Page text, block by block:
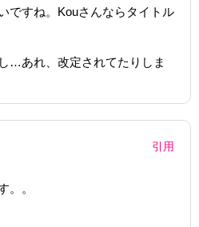
ですね。Kouさんならタイトル
…あれ、改定されてたりしま
引用
。。